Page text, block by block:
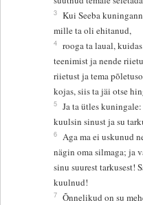
3 Kui Seeba
mille ta oli ehitanud,
4 rooga ta laual,
teenimist ja nende
riietust ja tema
kojas, siis ta jäi otse
5 Ja ta ütles
kuulsin sinust ja su
6 Aga ma ei uskunud
nägin oma silmaga; ja
sinu suurest tarkusest!
kuulnud!
7 Õnnelikud on su